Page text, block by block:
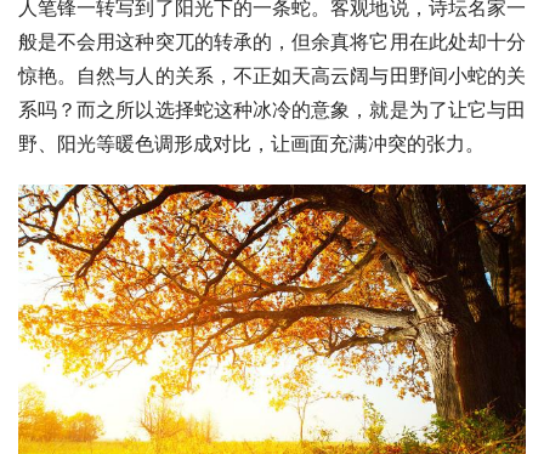
人笔锋一转写到了阳光下的一条蛇。客观地说，诗坛名家一
般是不会用这种突兀的转承的，但余真将它用在此处却十分
惊艳。自然与人的关系，不正如天高云阔与田野间小蛇的关
系吗？而之所以选择蛇这种冰冷的意象，就是为了让它与田
野、阳光等暖色调形成对比，让画面充满冲突的张力。